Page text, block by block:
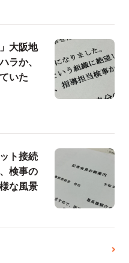
大阪地
ラか、
いた
ト接続
検事の
な風景